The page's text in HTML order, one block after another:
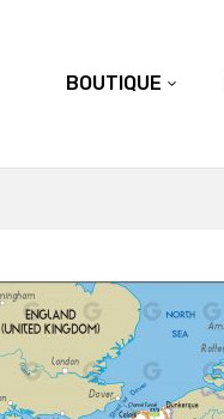
BOUTIQUE